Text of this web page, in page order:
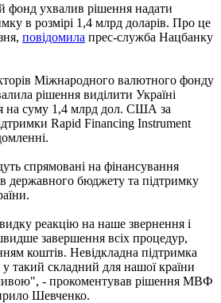
ухвалив рішення надати
в розмірі 1,4 млрд доларів. Про це
повідомила прес-служба Нацбанку
Міжнародного валютного фонду
рішення виділити Україні
на суму 1,4 млрд дол. США за
Rapid Financing Instrument
спрямовані на фінансування
державного бюджету та підтримку
реакцію на наше звернення і
завершення всіх процедур,
коштів. Невідкладна підтримка
такий складний для нашої країни
- прокоментував рішення МВФ
Шевченко.